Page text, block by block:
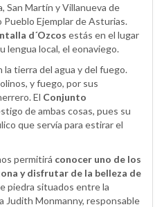
San Martín y Villanueva de
Ejemplar de Asturias.
d´Ozcos estás en el lugar
lengua local, el eonaviego.
la tierra del agua y del fuego.
y fuego, por sus
El Conjunto
de ambas cosas, pues su
que servía para estirar el
permitirá conocer uno de los
y disfrutar de la belleza de
piedra situados entre la
Judith Monmanny, responsable